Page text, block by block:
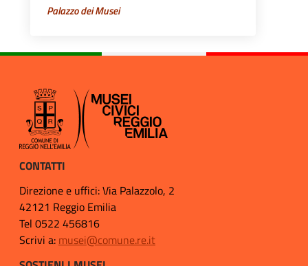
Palazzo dei Musei
CONTATTI
Direzione e uffici: Via Palazzolo, 2
42121 Reggio Emilia
Tel 0522 456816
Scrivi a: musei@comune.re.it